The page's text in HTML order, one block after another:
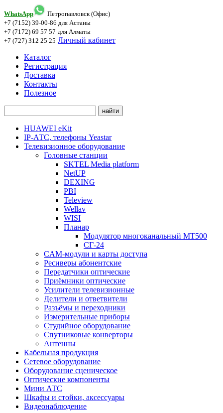
WhatsApp
Петропавловск (Офис)
+7 (7152) 39-00-86 для Астаны
+7 (7172) 69 57 57 для Алматы
+7 (727) 312 25 25 Личный кабинет
Каталог
Регистрация
Доставка
Контакты
Полезное
HUAWEI eKit
IP-АТС, телефоны Yeastar
Телевизионное оборудование
Головные станции
SKTEL Media platform
NetUP
DEXING
PBI
Teleview
Wellav
WISI
Планар
Модулятор многоканальный МТ500
СГ-24
CAM-модули и карты доступа
Ресиверы абонентские
Передатчики оптические
Приёмники оптические
Усилители телевизионные
Делители и ответвители
Разъёмы и переходники
Измерительные приборы
Студийное оборудование
Спутниковые конверторы
Антенны
Кабельная продукция
Сетевое оборудование
Оборудование сценическое
Оптические компоненты
Мини АТС
Шкафы и стойки, аксессуары
Видеонаблюдение